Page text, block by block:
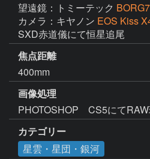
望遠鏡：トミーテック
カメラ：キヤノン EOS Kiss
SXD赤道儀にて恒星追尾
焦点距離
400mm
画像処理
PHOTOSHOP　CS5にて
カテゴリー
星雲・星団・銀河